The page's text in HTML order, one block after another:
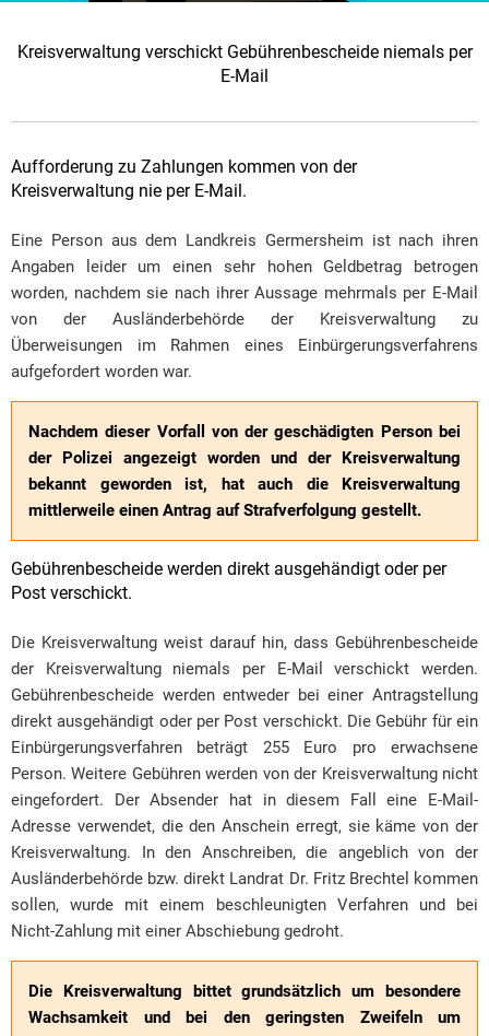
Kreisverwaltung verschickt Gebührenbescheide niemals per
E-Mail
Aufforderung zu Zahlungen kommen von der
Kreisverwaltung nie per E-Mail.
Eine Person aus dem Landkreis Germersheim ist nach ihren
Angaben leider um einen sehr hohen Geldbetrag betrogen
worden, nachdem sie nach ihrer Aussage mehrmals per E-Mail
von der Ausländerbehörde der Kreisverwaltung zu
Überweisungen im Rahmen eines Einbürgerungsverfahrens
aufgefordert worden war.
Nachdem dieser Vorfall von der geschädigten Person bei
der Polizei angezeigt worden und der Kreisverwaltung
bekannt geworden ist, hat auch die Kreisverwaltung
mittlerweile einen Antrag auf Strafverfolgung gestellt.
Gebührenbescheide werden direkt ausgehändigt oder per
Post verschickt.
Die Kreisverwaltung weist darauf hin, dass Gebührenbescheide
der Kreisverwaltung niemals per E-Mail verschickt werden.
Gebührenbescheide werden entweder bei einer Antragstellung
direkt ausgehändigt oder per Post verschickt. Die Gebühr für ein
Einbürgerungsverfahren beträgt 255 Euro pro erwachsene
Person. Weitere Gebühren werden von der Kreisverwaltung nicht
eingefordert. Der Absender hat in diesem Fall eine E-Mail-
Adresse verwendet, die den Anschein erregt, sie käme von der
Kreisverwaltung. In den Anschreiben, die angeblich von der
Ausländerbehörde bzw. direkt Landrat Dr. Fritz Brechtel kommen
sollen, wurde mit einem beschleunigten Verfahren und bei
Nicht-Zahlung mit einer Abschiebung gedroht.
Die Kreisverwaltung bittet grundsätzlich um besondere
Wachsamkeit und bei den geringsten Zweifeln um